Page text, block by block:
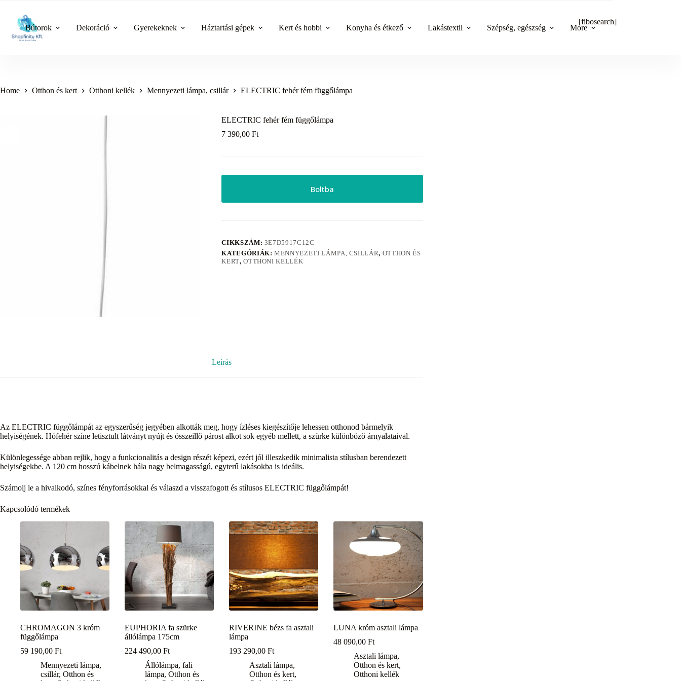
content
Bútorok Dekoráció Gyerekeknek Háztartási gépek Kert és hobbi Konyha és étkező Lakástextil Szépség, egészség More
[fibosearch]
Home Otthon és kert Otthoni kellék Mennyezeti lámpa, csillár ELECTRIC fehér fém függőlámpa
ELECTRIC fehér fém függőlámpa
7 390,00Ft
Boltba
CIKKSZÁM: 3E7D5917C12C
KATEGÓRIÁK:MENNYEZETI LÁMPA, CSILLÁR, OTTHON ÉS
KERT,OTTHONI KELLÉK
Leírás
Az ELECTRIC függőlámpát az egyszerűség jegyében alkották meg, hogy ízléses kiegészítője lehessen otthonod bármelyik
helyiségének. Hófehér színe letisztult látványt nyújt és összeillő párost alkot sok egyéb mellett, a szürke különböző árnyalataival.
Különlegessége abban rejlik, hogy a funkcionalitás a design részét képezi, ezért jól illeszkedik minimalista stílusban berendezett
helyiségekbe. A 120 cm hosszú kábelnek hála nagy belmagasságú, egyterű lakásokba is ideális.
Számolj le a hivalkodó, színes fényforrásokkal és válaszd a visszafogott és stílusos ELECTRIC függőlámpát!
Kapcsolódó termékek
CHROMAGON 3 króm
függőlámpa
59 190,00 Ft
Mennyezeti lámpa,
csillár, Otthon és
EUPHORIA fa szürke
állólámpa 175cm
224 490,00Ft
Állólámpa, fali
lámpa,Otthon és
RIVERINE bézs fa asztali
lámpa
193 290,00Ft
Asztali lámpa,
Otthon és kert,
LUNA króm asztali lámpa
48 090,00Ft
Asztali lámpa,
Otthon és kert,
Otthoni kellék